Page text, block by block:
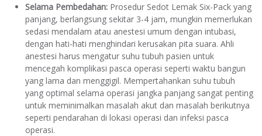
Selama Pembedahan: Prosedur Sedot Lemak Six-Pack yang
panjang, berlangsung sekitar 3-4 jam, mungkin memerlukan
sedasi mendalam atau anestesi umum dengan intubasi,
dengan hati-hati menghindari kerusakan pita suara. Ahli
anestesi harus mengatur suhu tubuh pasien untuk
mencegah komplikasi pasca operasi seperti waktu bangun
yang lama dan menggigil. Mempertahankan suhu tubuh
yang optimal selama operasi jangka panjang sangat penting
untuk meminimalkan masalah akut dan masalah berikutnya
seperti pendarahan di lokasi operasi dan infeksi pasca
operasi.